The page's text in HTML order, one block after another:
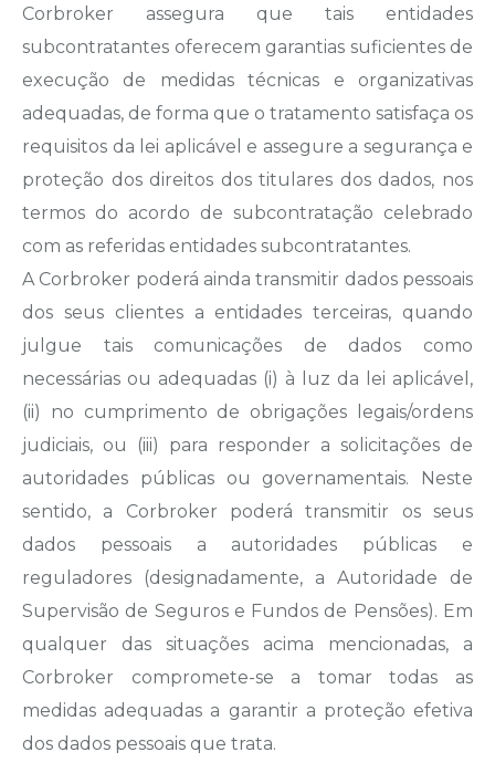
Corbroker assegura que tais entidades
subcontratantes oferecem garantias suficientes de
execução de medidas técnicas e organizativas
adequadas, de forma que o tratamento satisfaça os
requisitos da lei aplicável e assegure a segurança e
proteção dos direitos dos titulares dos dados, nos
termos do acordo de subcontratação celebrado
com as referidas entidades subcontratantes.
A Corbroker poderá ainda transmitir dados pessoais
dos seus clientes a entidades terceiras, quando
julgue tais comunicações de dados como
necessárias ou adequadas (i) à luz da lei aplicável,
(ii) no cumprimento de obrigações legais/ordens
judiciais, ou (iii) para responder a solicitações de
autoridades públicas ou governamentais. Neste
sentido, a Corbroker poderá transmitir os seus
dados pessoais a autoridades públicas e
reguladores (designadamente, a Autoridade de
Supervisão de Seguros e Fundos de Pensões). Em
qualquer das situações acima mencionadas, a
Corbroker compromete-se a tomar todas as
medidas adequadas a garantir a proteção efetiva
dos dados pessoais que trata.